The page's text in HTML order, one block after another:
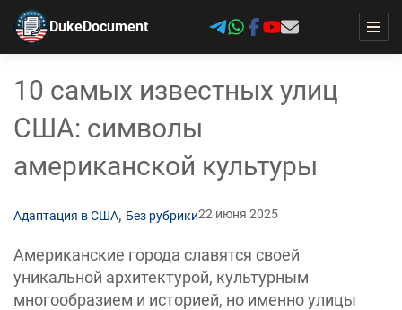
DukeDocument
10 самых известных улиц
США: символы
американской культуры
Адаптация в США, Без рубрики22 июня 2025
Американские города славятся своей
уникальной архитектурой, культурным
многообразием и историей, но именно улицы